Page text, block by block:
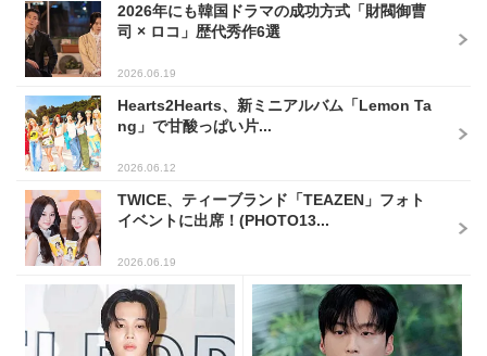
2026年にも韓国ドラマの成功方式「財閥御曹
司 × ロコ」歴代秀作6選
2026.06.19
Hearts2Hearts、新ミニアルバム「Lemon Ta
ng」で甘酸っぱい片...
2026.06.12
TWICE、ティーブランド「TEAZEN」フォト
イベントに出席！(PHOTO13...
2026.06.19